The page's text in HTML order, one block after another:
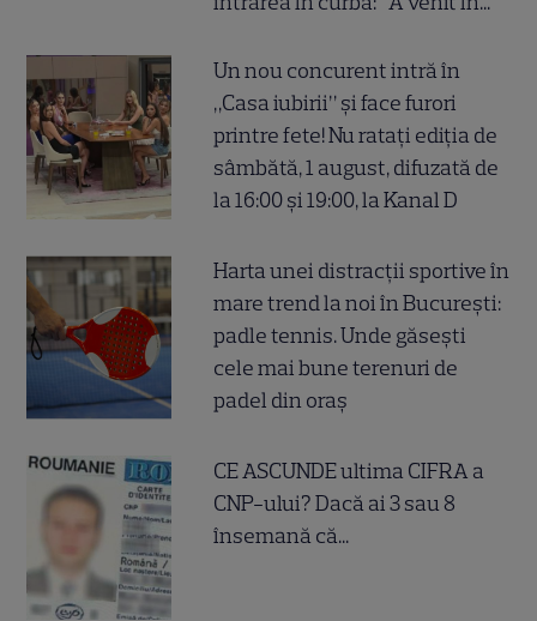
Un nou concurent intră în
„Casa iubirii” și face furori
printre fete! Nu ratați ediția de
sâmbătă, 1 august, difuzată de
la 16:00 și 19:00, la Kanal D
Harta unei distracții sportive în
mare trend la noi în București:
padle tennis. Unde găsești
cele mai bune terenuri de
padel din oraș
CE ASCUNDE ultima CIFRA a
CNP-ului? Dacă ai 3 sau 8
însemană că...